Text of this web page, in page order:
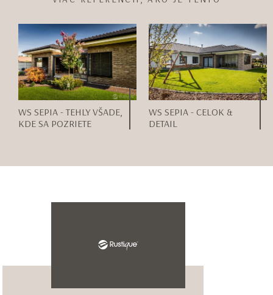
WS SEPIA - TEHLY VŠADE,
KDE SA POZRIETE
WS SEPIA - CELOK &
DETAIL
of
Meno*
E-mail adresa*